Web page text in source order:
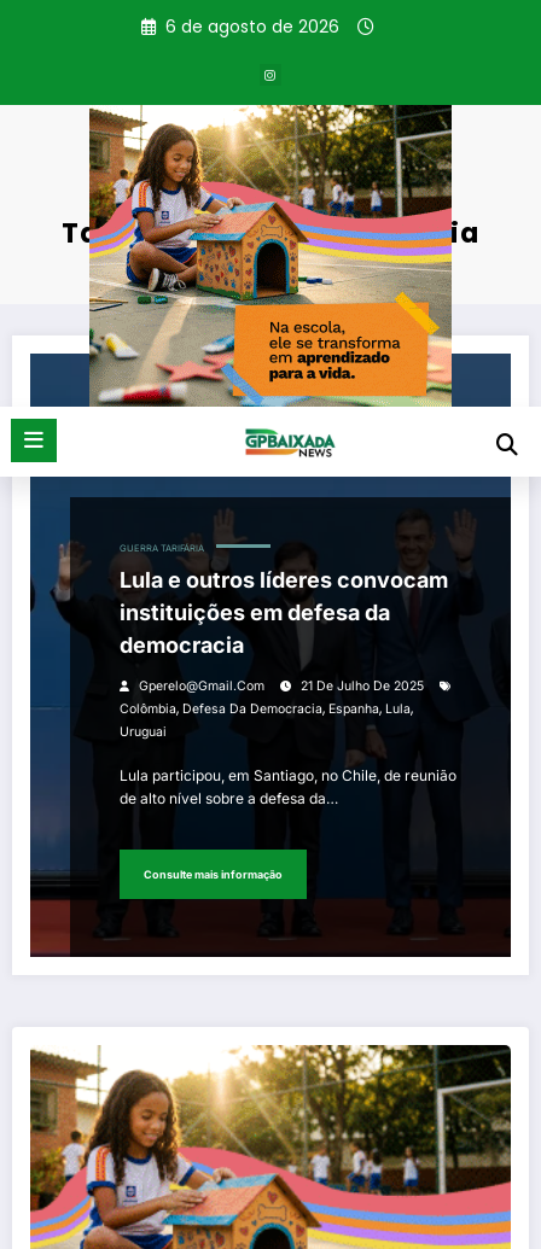
6 de agosto de 2026
Tag: Defesa da Democracia
Página inicial Defesa da Democracia
GUERRA TARIFÁRIA
Lula e outros líderes convocam
instituições em defesa da
democracia
Gperelo@gmail.com
21 De Julho De 2025
Colômbia, Defesa Da Democracia, Espanha, Lula,
Uruguai
Lula participou, em Santiago, no Chile, de reunião
de alto nível sobre a defesa da…
Consulte mais informação